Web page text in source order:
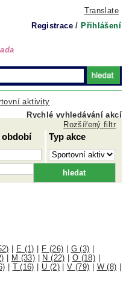
Translate
Registrace / Přihlášení
Rychlé vyhledávání akcí
aktivity
období Typ akce
Rozšířený filtr
E (1) F (26) G (3)
M (33) N (22) O (18)
T (16) U (2)|V (79) W (8)